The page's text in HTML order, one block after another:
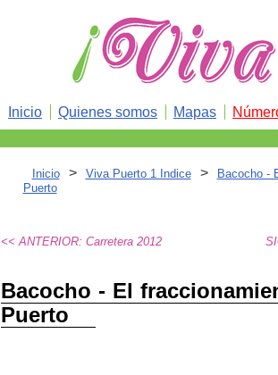
Inicio Quienes somos Mapas
Inicio > Viva Puerto 1 Indice >
Bacocho -
Puerto
<< ANTERIOR: Carretera 2012
Bacocho - El
Puerto